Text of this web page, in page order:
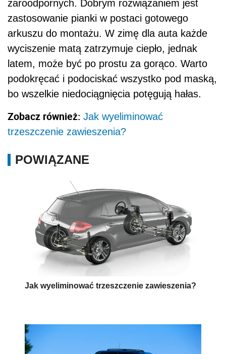
żaroodpornych. Dobrym rozwiązaniem jest
zastosowanie pianki w postaci gotowego
arkuszu do montażu. W zimę dla auta każde
wyciszenie matą zatrzymuje ciepło, jednak
latem, może być po prostu za gorąco. Warto
podokręcać i podociskać wszystko pod maską,
bo wszelkie niedociągnięcia potęgują hałas.
Zobacz również: Jak wyeliminować
trzeszczenie zawieszenia?
POWIĄZANE
Jak wyeliminować trzeszczenie zawieszenia?